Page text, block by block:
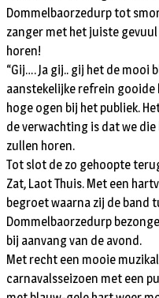
Dommelbaorzedurp tot
zanger met het juiste
horen!
“Gij…. Ja gij.. gij het de mooi
aanstekelijke refrein gooide
hoge ogen bij het publiek.
de verwachting is dat we
zullen horen.
Tot slot de zo gehoopte
Zat, Laot Thuis. Met een
begroet waarna zij de band
Dommelbaorzedurp
bij aanvang van de avond.
Met recht een mooie
carnavalsseizoen met een